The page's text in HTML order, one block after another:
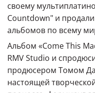
своему
Countdown" и
альбомов по всему
Альбом «Come This
RMV Studio и
продюсером Томом
настоящей